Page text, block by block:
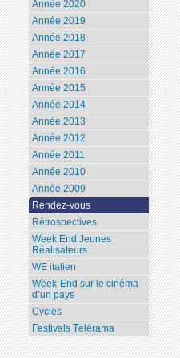
Année 2020
Année 2019
Année 2018
Année 2017
Année 2016
Année 2015
Année 2014
Année 2013
Année 2012
Année 2011
Année 2010
Année 2009
Rendez-vous
Rétrospectives
Week End Jeunes
Réalisateurs
WE italien
Week-End sur le cinéma
d’un pays
Cycles
Festivals Télérama